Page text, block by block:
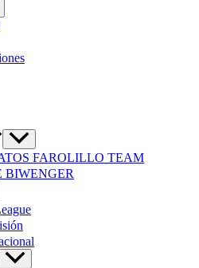
FAROLILLO TEAM
BIWENGER